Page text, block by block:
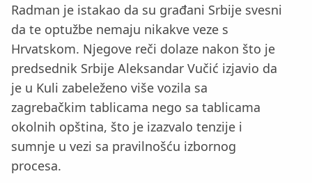
Radman je istakao da su građani Srbije svesni
da te optužbe nemaju nikakve veze s
Hrvatskom. Njegove reči dolaze nakon što je
predsednik Srbije Aleksandar Vučić izjavio da
je u Kuli zabeleženo više vozila sa
zagrebačkim tablicama nego sa tablicama
okolnih opština, što je izazvalo tenzije i
sumnje u vezi sa pravilnošću izbornog
procesa.